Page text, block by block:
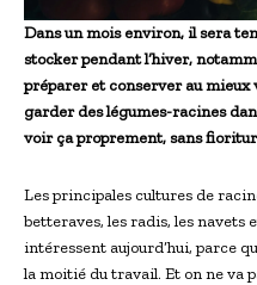
Dans un mois environ, il sera
stocker pendant l’hiver,
préparer et conserver au mieux
garder des légumes-racines
voir ça proprement, sans
Les principales cultures de
betteraves, les radis, les navets
intéressent aujourd’hui, parce
la moitié du travail. Et on ne va